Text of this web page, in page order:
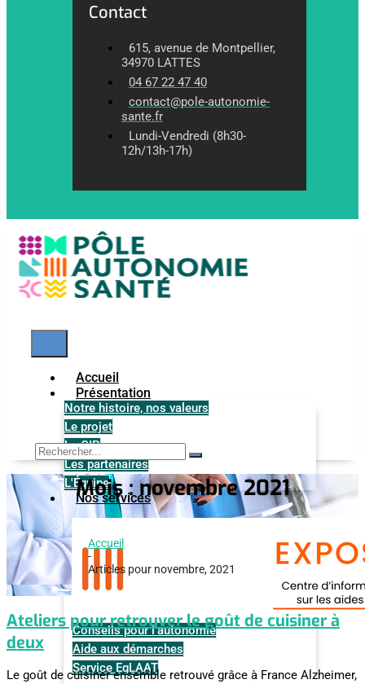
Contact
615, avenue de Montpellier,
34970 LATTES
04 67 22 47 40
contact@pole-autonomie-
sante.fr
Lundi-Vendredi (8h30-
12h/13h-17h)
Accueil
Présentation
Notre histoire, nos valeurs
Le projet
Le GIP
Les partenaires
L'Équipe
Nos services
Conseils pour l'autonomie
Aide aux démarches
Service EqLAAT
Mois :novembre 2021
Accueil
-
Articles pour novembre, 2021
Ateliers pour retrouver le goût de cuisiner à
deux
Le goût de cuisiner ensemble retrouvé grâce à France Alzheimer,